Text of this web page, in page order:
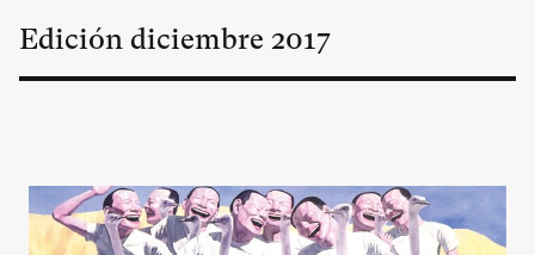
Edición diciembre 2017